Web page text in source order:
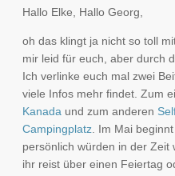
Hallo Elke, Hallo Georg,
oh das klingt ja nicht so toll
mir leid für euch, aber durch
Ich verlinke euch mal zwei
viele Infos mehr findet. Zum
Kanada und zum anderen
Campingplatz. Im Mai
persönlich würden in der
ihr reist über einen Feiertag